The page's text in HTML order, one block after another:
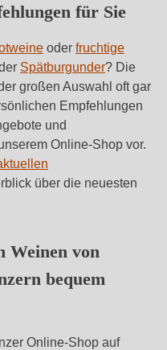
für Sie
oder fruchtige
Spätburgunder? Die
großen Auswahl oft gar
Empfehlungen
und
Online-Shop vor.
über die neuesten
Weinen von
bequem
Online-Shop auf